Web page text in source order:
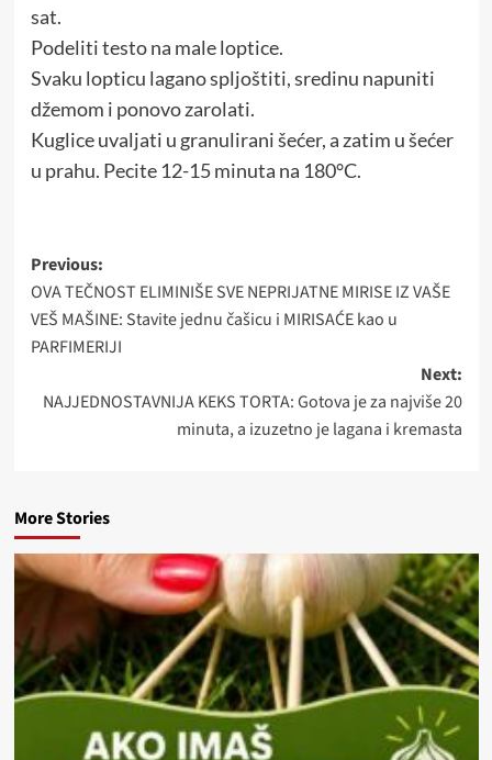
sat.
Podeliti testo na male loptice.
Svaku lopticu lagano spljoštiti, sredinu napuniti
džemom i ponovo zarolati.
Kuglice uvaljati u granulirani šećer, a zatim u šećer
u prahu. Pecite 12-15 minuta na 180°C.
Post
navigation
Previous:
OVA TEČNOST ELIMINIŠE SVE NEPRIJATNE MIRISE IZ VAŠE
VEŠ MAŠINE: Stavite jednu čašicu i MIRISAĆE kao u
PARFIMERIJI
Next:
NAJJEDNOSTAVNIJA KEKS TORTA: Gotova je za najviše 20
minuta, a izuzetno je lagana i kremasta
More Stories